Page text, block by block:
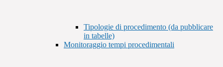
Tipologie di procedimento (da pubblicare
in tabelle)
Monitoraggio tempi procedimentali